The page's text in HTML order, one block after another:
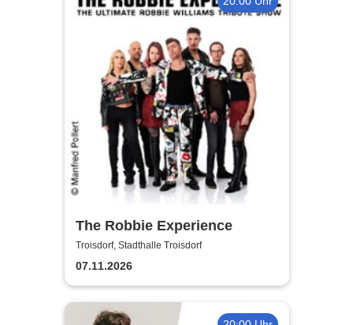
The Robbie Experience
Troisdorf, Stadthalle Troisdorf
07.11.2026